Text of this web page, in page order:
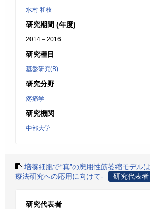
水村 和枝
研究期間 (年度)
2014 – 2016
研究種目
基盤研究(B)
研究分野
疼痛学
研究機関
中部大学
培養細胞で“真”の廃用性筋萎縮モデル
療法研究への応用に向けて-
研究代表者
研究代表者